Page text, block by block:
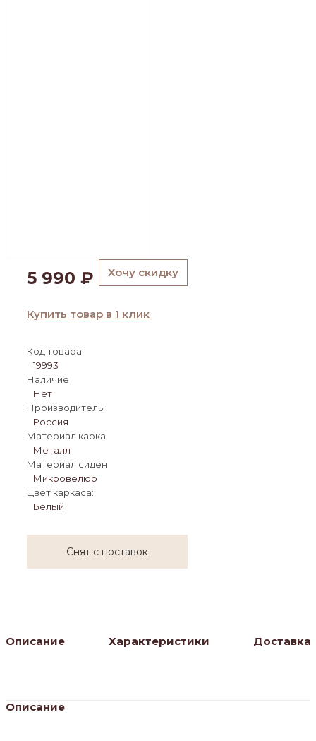
5 990 ₽ Хочу скидку
Купить товар в 1 клик
Код товара
19993
Наличие
Нет
Производитель:
Россия
Материал каркаса:
Металл
Материал сиденья:
Микровелюр
Цвет каркаса:
Белый
Снят с поставок
Описание Характеристики Доставка
Описание